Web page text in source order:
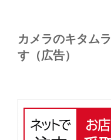
カメラのキタム
す（広告）